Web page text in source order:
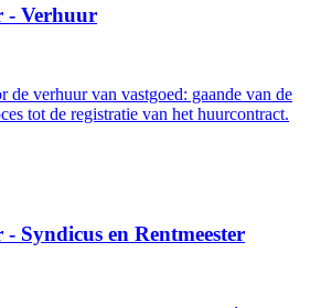
- Verhuur
de verhuur van vastgoed: gaande van de
tot de registratie van het huurcontract.
Syndicus en Rentmeester